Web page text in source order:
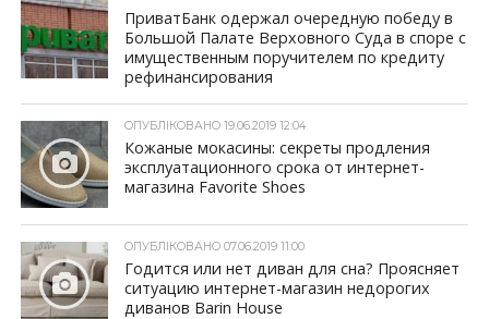
ПриватБанк одержал очередную победу в
Большой Палате Верховного Суда в споре с
имущественным поручителем по кредиту
рефинансирования
ОПУБЛІКОВАНО 19.06.2019 12:04
Кожаные мокасины: секреты продления
эксплуатационного срока от интернет-
магазина Favorite Shoes
ОПУБЛІКОВАНО 07.06.2019 11:00
Годится или нет диван для сна? Проясняет
ситуацию интернет-магазин недорогих
диванов Barin House